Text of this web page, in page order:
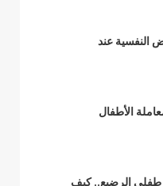
النفسية عند
الأطفال
الرضيع.. كيف